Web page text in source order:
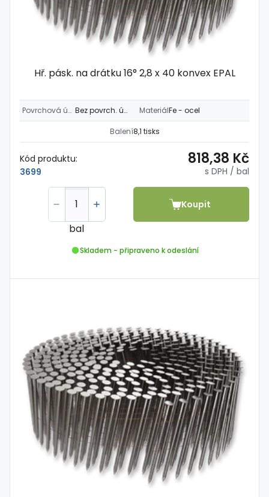
Hř. pásk. na drátku 16° 2,8 x 40 konvex EPAL
Povrchová úprava Bez povrch. úpravy MateriálFe - ocel
Balení8,1 tisks
Kód produktu:
3699
818,38 Kč
s DPH / bal
bal
Koupit
Skladem - připraveno k odeslání